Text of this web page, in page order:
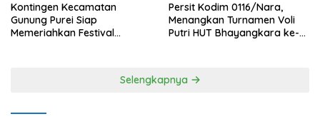
Kontingen Kecamatan
Gunung Purei Siap
Memeriahkan Festival
Persit Kodim 0116/Nara,
Menangkan Turnamen Voli
Putri HUT Bhayangkara ke-
Selengkapnya